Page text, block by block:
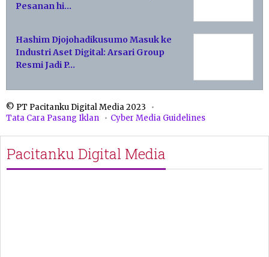
Pesanan hi…
Hashim Djojohadikusumo Masuk ke
Industri Aset Digital: Arsari Group
Resmi Jadi P…
© PT Pacitanku Digital Media 2023
Tata Cara Pasang Iklan
Cyber Media Guidelines
Pacitanku Digital Media